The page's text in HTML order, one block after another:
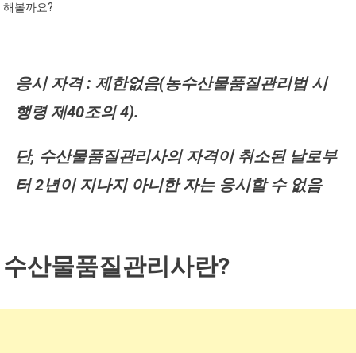
해볼까요?
응시 자격 : 제한없음(농수산물품질관리법 시
행령 제40조의 4).
단, 수산물품질관리사의 자격이 취소된 날로부
터 2년이 지나지 아니한 자는 응시할 수 없음
수산물품질관리사란?